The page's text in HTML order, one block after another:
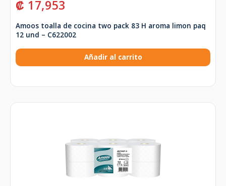
₡ 17,953
Amoos toalla de cocina two pack 83 H aroma limon paq
12 und – C622002
Añadir al carrito